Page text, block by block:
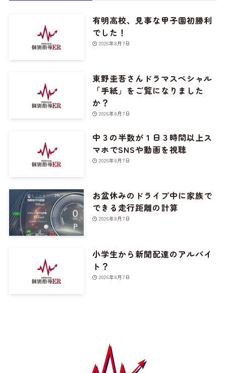
有明高校、見事な甲子園初勝利
でした！
2026年8月7日
東野圭吾さんドラマスペシャル
「手紙」をご覧になりました
か？
2026年8月7日
中３の半数が１日３時間以上ス
マホでSNSや動画を視聴
2026年8月7日
お盆休みのドライブ中に家族で
できる走行距離の計算
2026年8月7日
小学生から新聞配達のアルバイ
ト？
2026年8月7日